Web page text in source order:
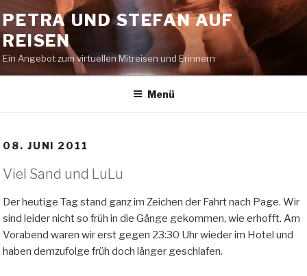
Inhalt
springen
PETRA UND STEFAN AUF
REISEN
Ein Angebot zum virtuellen Mitreisen und Erinnern
Menü
08. JUNI 2011
Viel Sand und LuLu
Der heutige Tag stand ganz im Zeichen der Fahrt nach Page. Wir
sind leider nicht so früh in die Gänge gekommen, wie erhofft. Am
Vorabend waren wir erst gegen 23:30 Uhr wieder im Hotel und
haben demzufolge früh doch länger geschlafen.